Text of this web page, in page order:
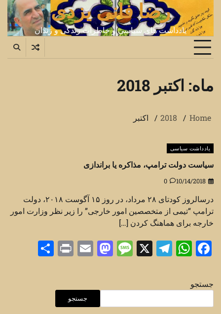
content
رضا فانی یزدی
یادداشت های سیاسی و خاطرات زندگی و زندان
ماه: اکتبر 2018
Home
2018 اکتبر
یادداشت سیاسی
سیاست دولت ترامپ، مذاکره یا براندازی
10/14/2018
0
درسالروز کودتای ۲۸ مرداد، در روز ۱۵ آگوست ۲۰۱۸، دولت
ترامپ “تیمی از متخصصین امور خارجی” را زیر نظر وزارت امور
خارجه برای هماهنگ کردن […]
Facebook
WhatsApp
Telegram
X
Message
Mastodon
Email
Print
جستجو
جستجو